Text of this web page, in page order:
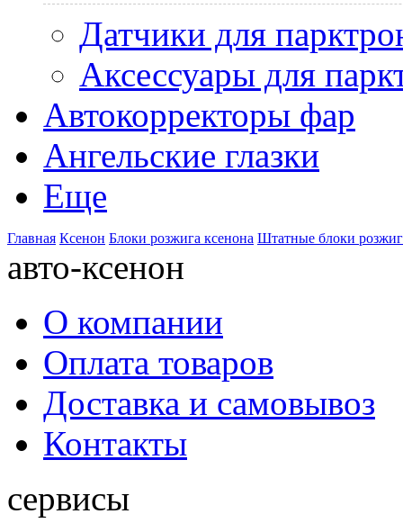
Датчики для
Аксессуары для
Автокорректоры фар
Ангельские глазки
Еще
Главная Ксенон Блоки розжига ксенона Штатные блоки
авто-ксенон
О компании
Оплата товаров
Доставка и самовывоз
Контакты
сервисы